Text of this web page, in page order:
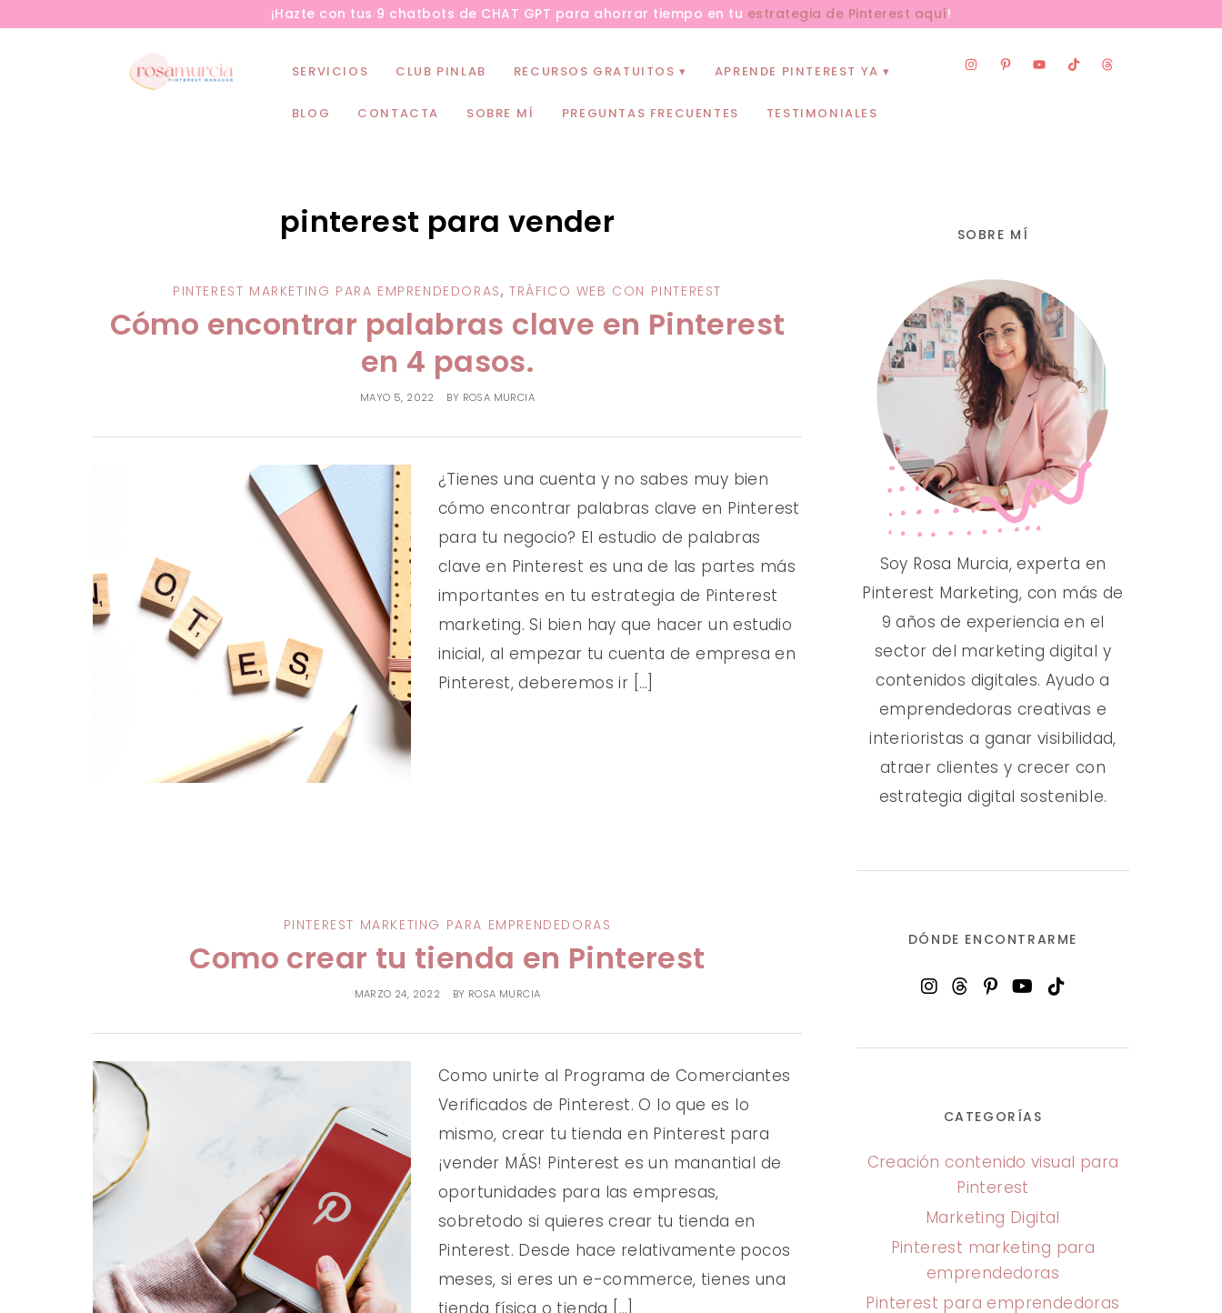
¡Hazte con tus 9 chatbots de CHAT GPT para ahorrar tiempo en tu estrategia de Pinterest aquí!
SERVICIOS CLUB PINLAB RECURSOS GRATUITOS APRENDE PINTEREST YA
BLOG CONTACTA SOBRE MÍ PREGUNTAS FRECUENTES TESTIMONIALES
pinterest para vender
PINTEREST MARKETING PARA EMPRENDEDORAS, TRÁFICO WEB CON PINTEREST
Cómo encontrar palabras clave en Pinterest
en 4 pasos.
MAYO 5, 2022 BY ROSA MURCIA
¿Tienes una cuenta y no sabes muy bien
cómo encontrar palabras clave en Pinterest
para tu negocio? El estudio de palabras
clave en Pinterest es una de las partes más
importantes en tu estrategia de Pinterest
marketing. Si bien hay que hacer un estudio
inicial, al empezar tu cuenta de empresa en
Pinterest, deberemos ir […]
PINTEREST MARKETING PARA EMPRENDEDORAS
Como crear tu tienda en Pinterest
MARZO 24, 2022 BY ROSA MURCIA
Como unirte al Programa de Comerciantes
Verificados de Pinterest. O lo que es lo
mismo, crear tu tienda en Pinterest para
¡vender MÁS! Pinterest es un manantial de
oportunidades para las empresas,
sobretodo si quieres crear tu tienda en
Pinterest. Desde hace relativamente pocos
meses, si eres un e-commerce, tienes una
tienda física o tienda […]
SOBRE MÍ
Soy Rosa Murcia, experta en
Pinterest Marketing, con más de
9 años de experiencia en el
sector del marketing digital y
contenidos digitales. Ayudo a
emprendedoras creativas e
interioristas a ganar visibilidad,
atraer clientes y crecer con
estrategia digital sostenible.
DÓNDE ENCONTRARME
CATEGORÍAS
Creación contenido visual para
Pinterest
Marketing Digital
Pinterest marketing para
emprendedoras
Pinterest para emprendedoras